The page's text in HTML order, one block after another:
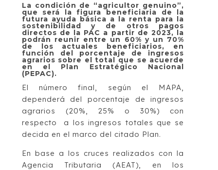
La condición de “agricultor genuino”,
que será la figura beneficiaria de la
futura ayuda básica a la renta para la
sostenibilidad y de otros pagos
directos de la PAC a partir de 2023, la
podrán reunir entre un 60% y un 70%
de los actuales beneficiarios, en
función del porcentaje de ingresos
agrarios sobre el total que se acuerde
en el Plan Estratégico Nacional
(PEPAC).
El número final, según el MAPA,
dependerá del porcentaje de ingresos
agrarios (20%, 25% o 30%) con
respecto a los ingresos totales que se
decida en el marco del citado Plan.
En base a los cruces realizados con la
Agencia Tributaria (AEAT), en los